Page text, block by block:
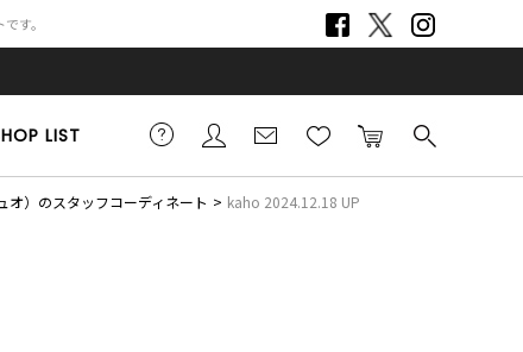
す。
LIST
オ）のスタッフコーディネート kaho 2024.12.18 UP